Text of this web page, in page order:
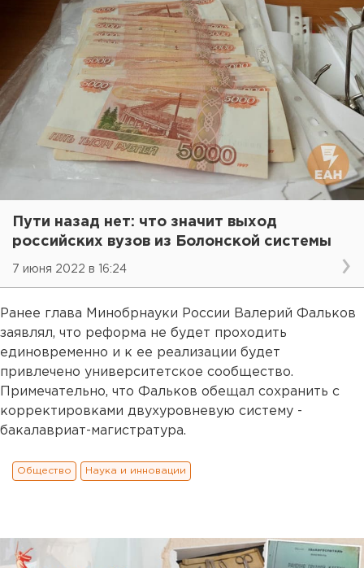
Пути назад нет: что значит выход
российских вузов из Болонской системы
7 июня 2022 в 16:24
Ранее глава Минобрнауки России Валерий Фальков
заявлял, что реформа не будет проходить
единовременно и к ее реализации будет
привлечено университетское сообщество.
Примечательно, что Фальков обещал сохранить с
корректировками двухуровневую систему -
бакалавриат-магистратура.
Общество Наука и инновации